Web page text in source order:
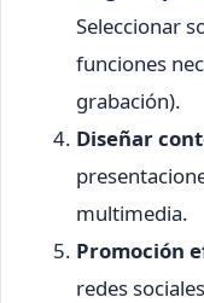
Seleccionar
funciones
grabación).
Diseñar
multimedia.
Promoción
redes